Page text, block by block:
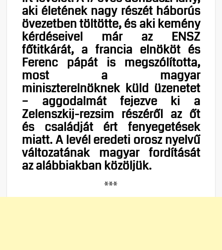
aki életének nagy részét háborús
övezetben töltötte, és aki kemény
kérdéseivel már az ENSZ
főtitkárát, a francia elnököt és
Ferenc pápát is megszólította,
most a magyar
miniszterelnöknek küld üzenetet
– aggodalmát fejezve ki a
Zelenszkij-rezsim részéről az őt
és családját ért fenyegetések
miatt. A levél eredeti orosz nyelvű
változatának magyar fordítását
az alábbiakban közöljük.
***